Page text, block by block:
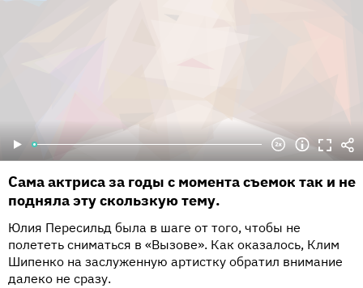
Сама актриса за годы с момента съемок так и не
подняла эту скользкую тему.
Юлия Пересильд была в шаге от того, чтобы не
полететь сниматься в «Вызове». Как оказалось, Клим
Шипенко на заслуженную артистку обратил внимание
далеко не сразу.